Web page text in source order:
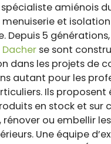
spécialiste amiénois
et isolation
Depuis 5
se sont
dans les projets de
autant pour les
Ils
en stock et sur
ou embellir
Une équipe